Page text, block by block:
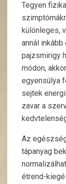
Tegyen
különleges,
annál
pajzsmirigy
módon,
egyensúlya
sejtek
zavar a
Az
tápanyag
étrend-